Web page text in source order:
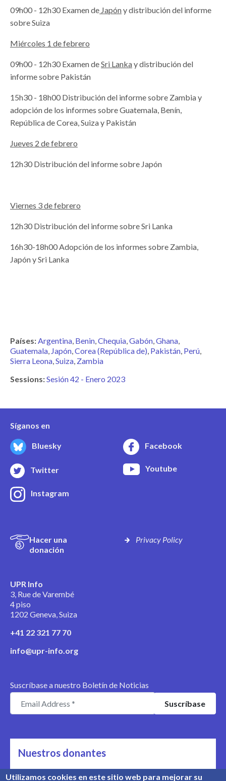
09h00 - 12h30 Examen de Japóny distribución del informe
sobre Suiza
Miércoles 1 de febrero
09h00 - 12h30 Examen deSri Lankay distribución del
informe sobre Pakistán
15h30 - 18h00 Distribución del informe sobre Zambia y
adopción de los informes sobre Guatemala, Benín,
República de Corea, Suiza y Pakistán
Jueves 2 de febrero
12h30 Distribución del informe sobre Japón
Viernes 3 de febrero
12h30 Distribución del informe sobre Sri Lanka
16h30-18h00 Adopción de los informes sobre Zambia,
Japón y Sri Lanka
Países:Argentina Benin Chequia Gabón Ghana
Guatemala Japón Corea (República de) Pakistán Perú
Sierra Leona Suiza Zambia
Sessions:Sesión 42 - Enero 2023
Síganos en
Bluesky Facebook
Twitter Youtube
Instagram
Hacer una
donación
Privacy Policy
UPR Info
3, Rue de Varembé
4 piso
1202 Geneva, Suiza
+41 22 321 77 70
info@upr-info.org
Suscríbase a nuestro Boletín de Noticias
Nuestros donantes
Nos apoyan
Utilizamos cookies en este sitio web para mejorar su